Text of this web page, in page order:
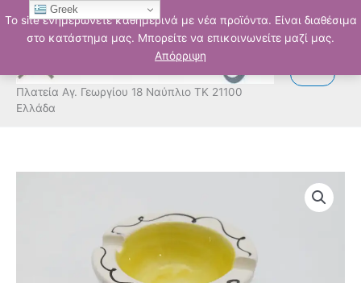
Το site ενημερώνετε καθημερινά με νέα προϊόντα. Είναι διαθέσιμα
στο κατάστημα μας. Μπορείτε να επικοινωνείτε μαζί μας.
Απόρριψη
Μετάβαση
στο
περιεχόμενο
Πλατεία Αγ. Γεωργίου 18 Ναύπλιο ΤΚ 21100
Ελλάδα
Greek